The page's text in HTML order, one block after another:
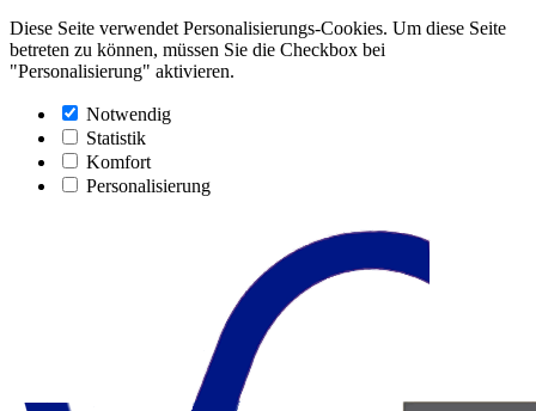
Diese Seite verwendet Personalisierungs-Cookies. Um diese Seite
betreten zu können, müssen Sie die Checkbox bei
"Personalisierung" aktivieren.
Notwendig
Statistik
Komfort
Personalisierung